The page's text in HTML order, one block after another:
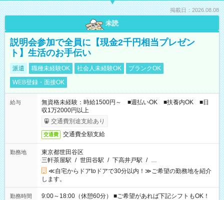
掲載日：2026.08.08
未読
説明会参加で全員に【現金2千円相当プレゼン
ト】生活のお手伝い
派遣 職種未経験OK 社会人未経験OK
ブランクOK
WEB登録・面接OK
給与
無資格未経験：時給1500円～ ■週払いOK ■扶養内OK ■日
収1万2000円以上
交通費別途支給あり
交通費 交通費全額支給
勤務地
東京都世田谷区
三軒茶屋駅 / 世田谷駅 / 下高井戸駅 / …
≪自宅からドアtoドアで30分以内！≫ご希望の勤務地を紹介
します。
勤務時間
9:00～18:00（休憩60分） ■ご希望があれば下記シフトもOK！